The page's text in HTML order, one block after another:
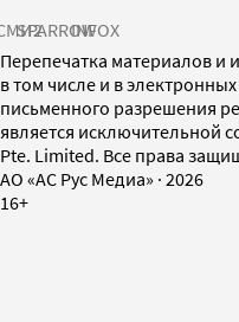
SPARROWINFOX
Перепечатка материалов
в том числе и в
письменного разрешения
является исключительной
Pte. Limited. Все права
AO «АС Рус Медиа» · 2026
16+